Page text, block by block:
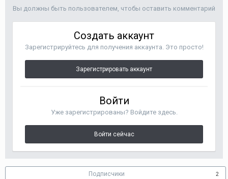
Вы должны быть пользователем, чтобы оставить комментарий
Создать аккаунт
Зарегистрируйтесь для получения аккаунта. Это просто!
Зарегистрировать аккаунт
Войти
Уже зарегистрированы? Войдите здесь.
Войти сейчас
Подписчики 2